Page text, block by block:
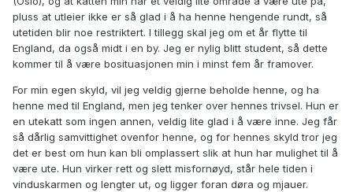
pluss at utleier ikke er så glad i å ha henne hengende rundt, så
utetiden blir noe restriktert. I tillegg skal jeg om et år flytte til
England, da også midt i en by. Jeg er nylig blitt student, så dette
kommer til å være bosituasjonen min i minst fem år framover.
For min egen skyld, vil jeg veldig gjerne beholde henne, og ha
henne med til England, men jeg tenker over hennes trivsel. Hun er
en utekatt som ingen annen, veldig lite glad i å være inne. Jeg får
så dårlig samvittighet ovenfor henne, og for hennes skyld tror jeg
det er best om hun kan bli omplassert slik at hun har mulighet til å
være ute. Hun virker rett og slett misfornøyd, står hele tiden i
vinduskarmen og lengter ut, og ligger foran døra og mjauer.